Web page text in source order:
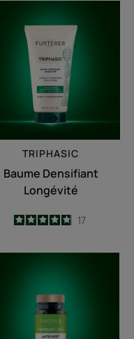
Densifiant
Longévité
TRIPHASIC
Baume Densifiant
Longévité
4.9
/5
17
Antichute
-
Complément